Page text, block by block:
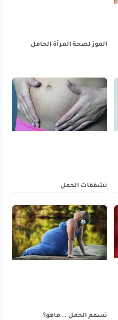
الموز لصحة المرأة الحامل
تشققات الحمل
تسمم الحمل .. ماهو؟